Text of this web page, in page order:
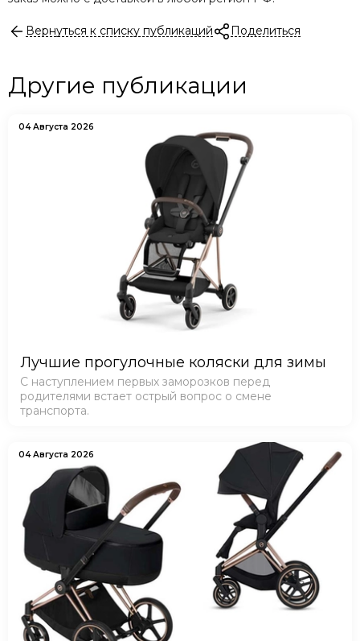
Вернуться к списку публикаций Поделиться
Другие публикации
04 Августа 2026
Лучшие прогулочные коляски для зимы
С наступлением первых заморозков перед
родителями встает острый вопрос о смене
транспорта.
04 Августа 2026